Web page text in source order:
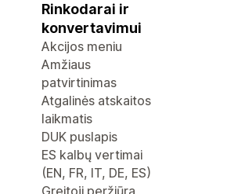
Rinkodarai ir
konvertavimui
Akcijos meniu
Amžiaus
patvirtinimas
Atgalinės atskaitos
laikmatis
DUK puslapis
ES kalbų vertimai
(EN, FR, IT, DE, ES)
Greitoji peržiūra